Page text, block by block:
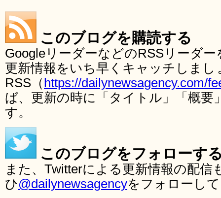
このブログを購読する
GoogleリーダーなどのRSSリーダ
更新情報をいち早くキャッチしま
RSS（ https://dailynewsagency.com/
ば、更新の時に「タイトル」「概要
す。
このブログをフォローす
また、Twitterによる更新情報の配
ひ@dailynewsagencyをフォローし